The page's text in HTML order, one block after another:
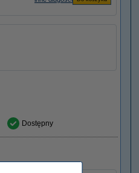
Dostępny